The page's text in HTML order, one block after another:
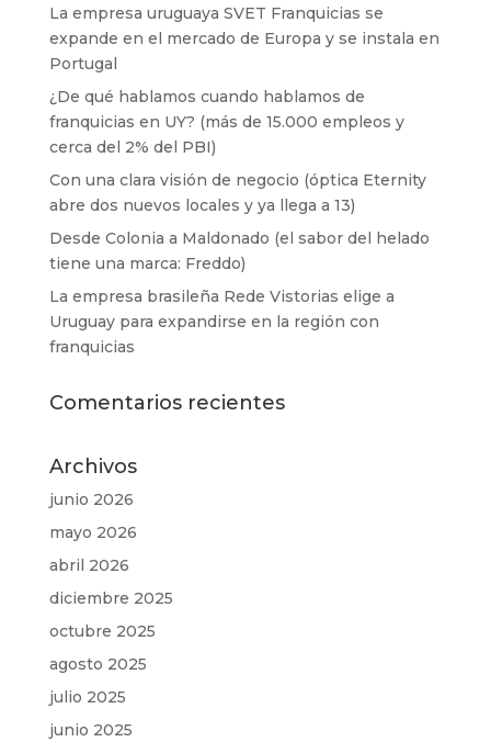
La empresa uruguaya SVET Franquicias se
expande en el mercado de Europa y se instala en
Portugal
¿De qué hablamos cuando hablamos de
franquicias en UY? (más de 15.000 empleos y
cerca del 2% del PBI)
Con una clara visión de negocio (óptica Eternity
abre dos nuevos locales y ya llega a 13)
Desde Colonia a Maldonado (el sabor del helado
tiene una marca: Freddo)
La empresa brasileña Rede Vistorias elige a
Uruguay para expandirse en la región con
franquicias
Comentarios recientes
Archivos
junio 2026
mayo 2026
abril 2026
diciembre 2025
octubre 2025
agosto 2025
julio 2025
junio 2025